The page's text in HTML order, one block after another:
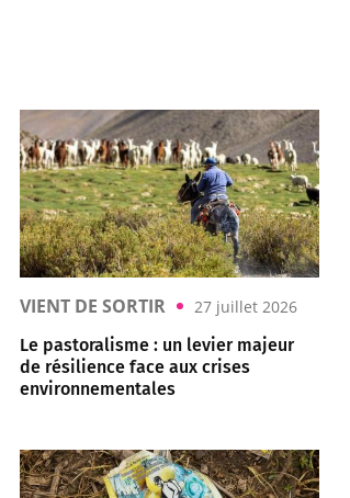
VIENT DE SORTIR
27 juillet 2026
Le pastoralisme : un levier majeur
de résilience face aux crises
environnementales